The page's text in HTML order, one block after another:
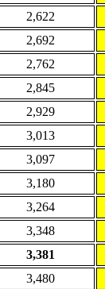
2,622
2,692
2,762
2,845
2,929
3,013
3,097
3,180
3,264
3,348
3,381
3,480